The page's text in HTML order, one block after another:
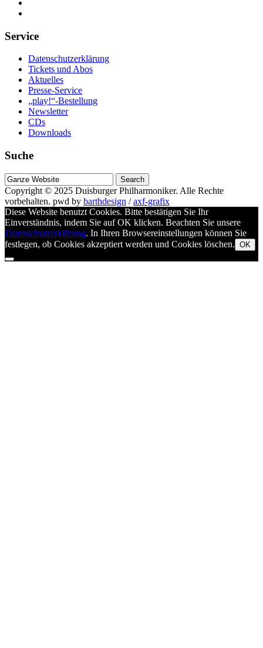
Service
Datenschutzerklärung
Tickets und Abos
Aktuelles
Presse-Service
„play!“-Bestellung
Newsletter
CDs
Downloads
Suche
Suche
nach
Copyright © 2025 Duisburger Philharmoniker. Alle Rechte
vorbehalten. pwd by barthdesign /axf-grafix
Diese Website benutzt Cookies. Bitte bestätigen Sie Ihr
Einverständnis, indem Sie auf OK klicken. Beachten Sie unsere
Datenschutzerklärung. In Ihren Browsereinstellungen können Sie
festlegen, ob Cookies akzeptiert werden und Cookies löschen. OK